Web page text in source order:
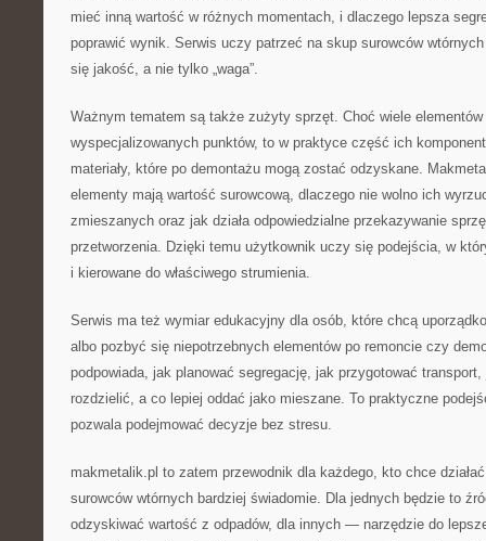
mieć inną wartość w różnych momentach, i dlaczego lepsza
poprawić wynik. Serwis uczy patrzeć na skup surowców
się jakość, a nie tylko „waga”.
Ważnym tematem są także zużyty sprzęt. Choć wiele
wyspecjalizowanych punktów, to w praktyce część ich
materiały, które po demontażu mogą zostać odzyskane.
elementy mają wartość surowcową, dlaczego nie wolno ich
zmieszanych oraz jak działa odpowiedzialne przekazywanie
przetworzenia. Dzięki temu użytkownik uczy się podejścia, w
i kierowane do właściwego strumienia.
Serwis ma też wymiar edukacyjny dla osób, które chcą
albo pozbyć się niepotrzebnych elementów po remoncie czy
podpowiada, jak planować segregację, jak przygotować
rozdzielić, a co lepiej oddać jako mieszane. To praktyczne
pozwala podejmować decyzje bez stresu.
makmetalik.pl to zatem przewodnik dla każdego, kto chce
surowców wtórnych bardziej świadomie. Dla jednych będzie to
odzyskiwać wartość z odpadów, dla innych — narzędzie do